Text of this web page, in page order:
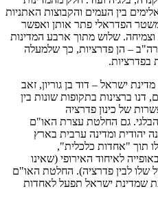
בין העמים והקבוצות האתניות
הפדראלי פתר אותן ואפשר
וצמיחה. שלוש מתוך ארבע המדינות
– הן פדרציות, כך שלמעלה
בפדרציות.
ישראל – דוד בן גוריון, זאב
דנו ברצינות בתקופות שונות בין
של כינון פדרציה
גם החלטת עצרת האו"ם
הקמת מדינה יהודית ומדינה ערבית בארץ
תוך "אחדות כלכלית",
לאיחוד האירופי (שאינו
שלו לבין פדרציה). החלטת האו"ם
שמדינת ישראל תפעל לאחדות